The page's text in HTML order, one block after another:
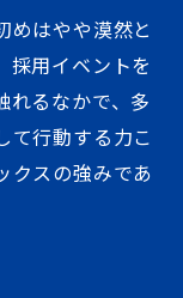
めはやや漠然と
採用イベントを
れるなかで、多
て行動する力こ
クスの強みであ